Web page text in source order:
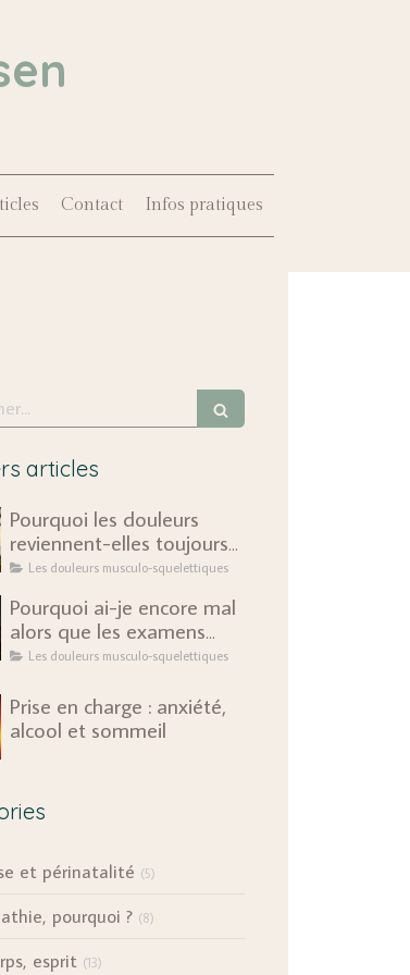
Contact Infos pratiques
articles
Pourquoi les douleurs
reviennent-elles toujours
au même endroit ?
Les douleurs musculo-squelettiques
Pourquoi ai-je encore mal
alors que les examens
sont rassurants ?
Les douleurs musculo-squelettiques
Prise en charge : anxiété,
alcool et sommeil
et périnatalité (5)
pourquoi ? (8)
esprit (13)